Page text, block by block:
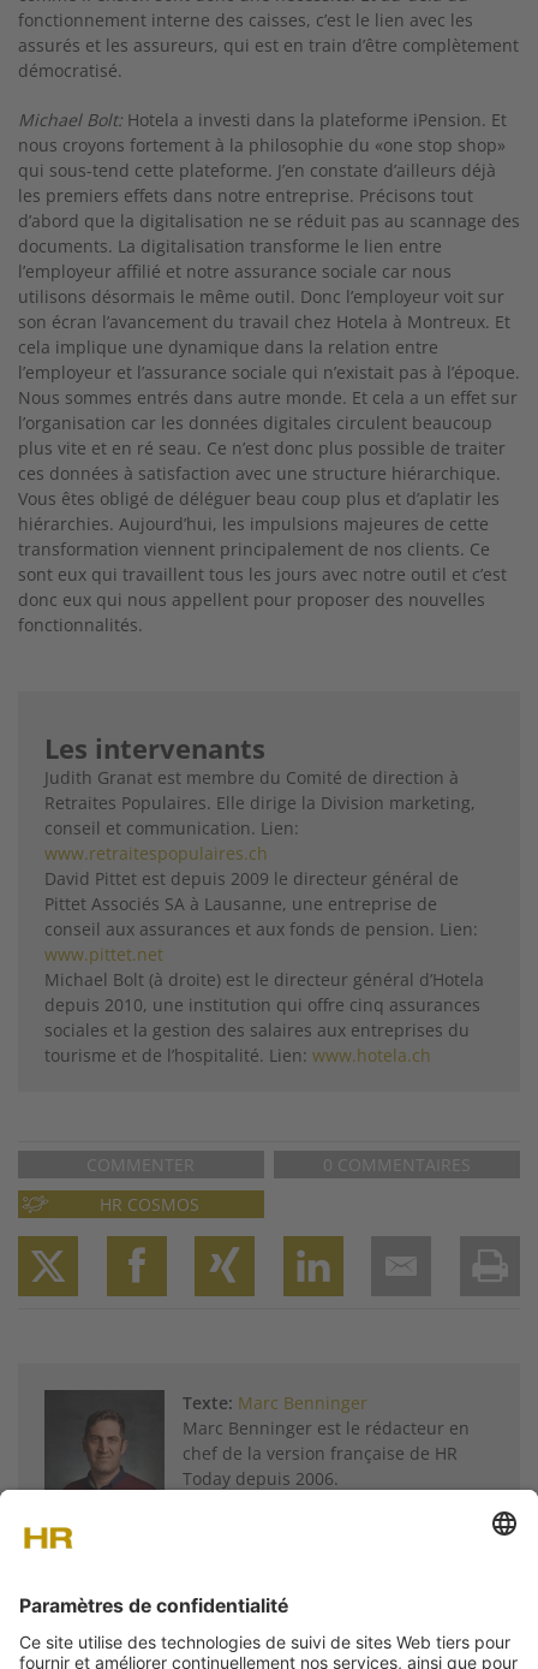
fonctionnement interne des caisses, c’est le lien avec les
assurés et les as­sureurs, qui est en train d’être complètement
démocratisé.
Michael Bolt: Hotela a investi dans la plateforme iPension. Et
nous croyons fortement à la philo­sophie du «one stop shop»
qui sous­-tend cette plateforme. J’en constate d’ailleurs déjà
les pre­miers effets dans notre entreprise. Précisons tout
d’abord que la digitalisation ne se réduit pas au scannage des
documents. La digitalisa­tion transforme le lien entre
l’employeur affilié et notre assurance sociale car nous
utilisons désormais le même outil. Donc l’employeur voit sur
son écran l’avancement du travail chez Ho­tela à Montreux. Et
cela implique une dyna­mique dans la relation entre
l’employeur et l’assurance sociale qui n’existait pas à l’époque.
Nous sommes entrés dans autre monde. Et cela a un effet sur
l’organisation car les données di­gitales circulent beaucoup
plus vite et en ré­ seau. Ce n’est donc plus possible de traiter
ces données à satisfaction avec une structure hiérarchique.
Vous êtes obligé de déléguer beau­ coup plus et d’aplatir les
hiérarchies. Au­jourd’hui, les impulsions majeures de cette
transformation viennent principalement de nos clients. Ce
sont eux qui travaillent tous les jours avec notre outil et c’est
donc eux qui nous appellent pour proposer des nouvelles
fonction­nalités.
Les intervenants
Judith Granat est membre du Comité de direction à
Retraites Populaires. Elle dirige la Division marketing,
conseil et communication. Lien:
www.retraitespopulaires.ch
David Pittet est depuis 2009 le directeur général de
Pittet Associés SA à Lausanne, une entreprise de
conseil aux assurances et aux fonds de pension. Lien:
www.pittet.net
Michael Bolt (à droite) est le directeur général d’Hotela
depuis 2010, une institution qui offre cinq assurances
sociales et la gestion des salaires aux entreprises du
tourisme et de l’hospitalité. Lien: www.hotela.ch
COMMENTER
0 COMMENTAIRES
HR COSMOS
Texte: Marc Benninger
Marc Benninger est le rédacteur en
chef de la version française de HR
Today depuis 2006.